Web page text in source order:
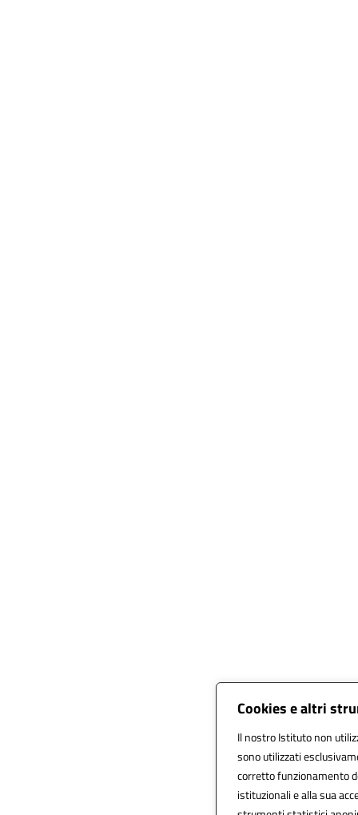
Cookies e altri
Il nostro Istituto non
sono utilizzati
corretto funzionamento
istituzionali e alla sua